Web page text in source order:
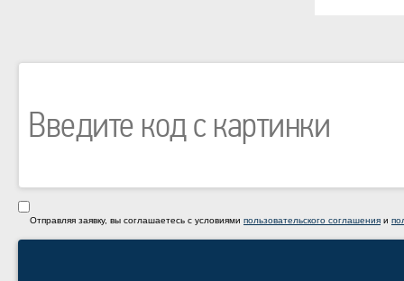
Отправляя заявку, вы соглашаетесь с условиями пользовательского соглашения и